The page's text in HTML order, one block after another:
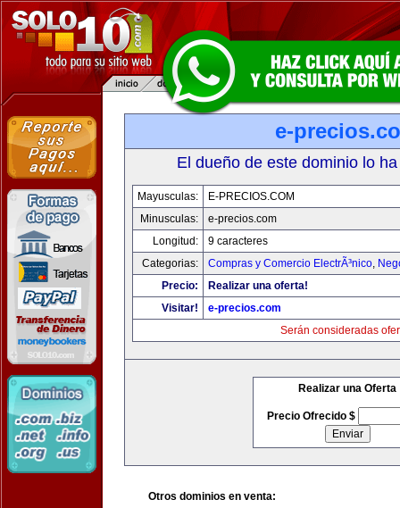
e-
El dueño de este dominio lo
Mayusculas:
E-PRECIOS.COM
Minusculas:
e-precios.com
Longitud:
9 caracteres
Categorias:
Compras y Comercio ElectrÃ³nico,
Precio:
Realizar una oferta!
Visitar!
e-precios.com
Serán consideradas
Realizar una Oferta
Precio Ofrecido $
Otros dominios en venta: